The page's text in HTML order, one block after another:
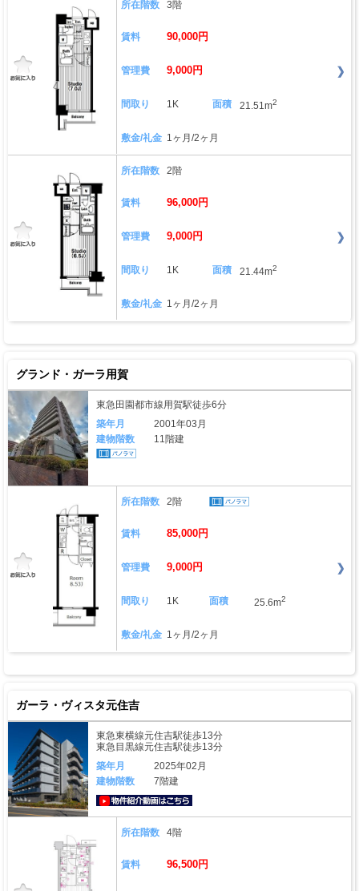
所在階数 3階
賃料 90,000円
管理費 9,000円
間取り 1K 面積 21.51m2
敷金/礼金 1ヶ月/2ヶ月
所在階数 2階
賃料 96,000円
管理費 9,000円
間取り 1K 面積 21.44m2
敷金/礼金 1ヶ月/2ヶ月
グランド・ガーラ用賀
東急田園都市線用賀駅徒歩6分
築年月
2001年03月
建物階数
11階建
所在階数 2階
賃料 85,000円
管理費 9,000円
間取り 1K 面積 25.6m2
敷金/礼金 1ヶ月/2ヶ月
ガーラ・ヴィスタ元住吉
東急東横線元住吉駅徒歩13分
東急目黒線元住吉駅徒歩13分
築年月
2025年02月
建物階数
7階建
所在階数 4階
賃料 96,500円